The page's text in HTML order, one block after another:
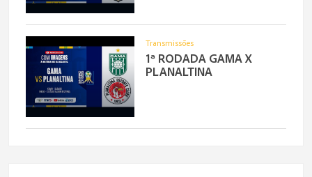
Transmissões
1ª RODADA GAMA X
PLANALTINA